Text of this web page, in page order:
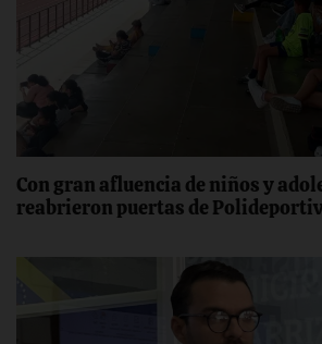
Con gran afluencia de niños y
reabrieron puertas de